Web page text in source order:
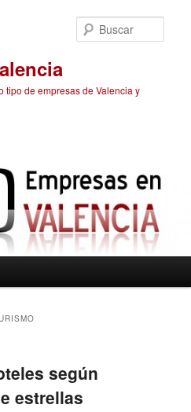
tipo de empresas de Valencia y
según
estrellas